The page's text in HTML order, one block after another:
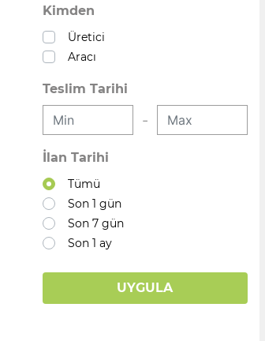
Kimden
Üretici
Aracı
Teslim Tarihi
-
İlan Tarihi
Tümü
Son 1 gün
Son 7 gün
Son 1 ay
UYGULA